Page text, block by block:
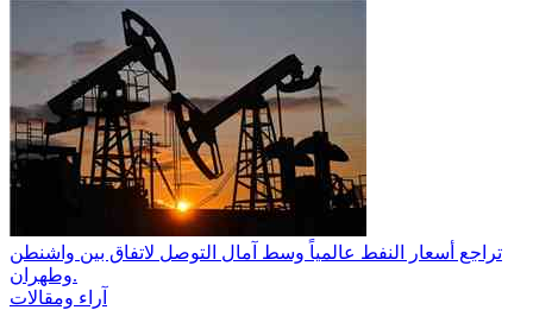
تراجع أسعار النفط عالمياً وسط آمال التوصل لاتفاق بين واشنطن
وطهران.
آراء ومقالات